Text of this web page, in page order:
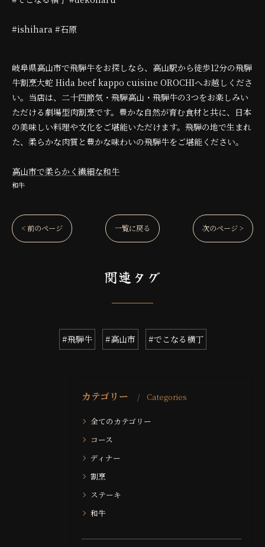
#ishihara #石原
岐阜県高山市で飛騨牛をお探しなら、高山駅から徒歩12分の飛騨
牛割烹大蛇 Hida beef kappo cuisine OROCHIへお越しくださ
い。当店は、二十四節気・飛騨高山・飛騨牛の3つをお楽しみい
ただける劇場型肉割烹です。豊かな自然が育む食材と共に、日本
の美味しい料理や文化をご堪能いただけます。飛騨の地で生まれ
た、柔らかな肉質と豊かな味わいの飛騨牛をご堪能ください。
高山市で柔らかく繊細な和牛
和牛
< 前のページ 一覧に戻る 次のページ >
関連タグ
#飛騨牛 #高山市 #でこなる横丁
カテゴリー Categories
全てのカテゴリー
コース
ディナー
割烹
ステーキ
和牛